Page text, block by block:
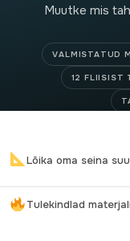
Muutke mis
VALMISTATUD
12 FLIISIST
Lõika oma seina
Tulekindlad